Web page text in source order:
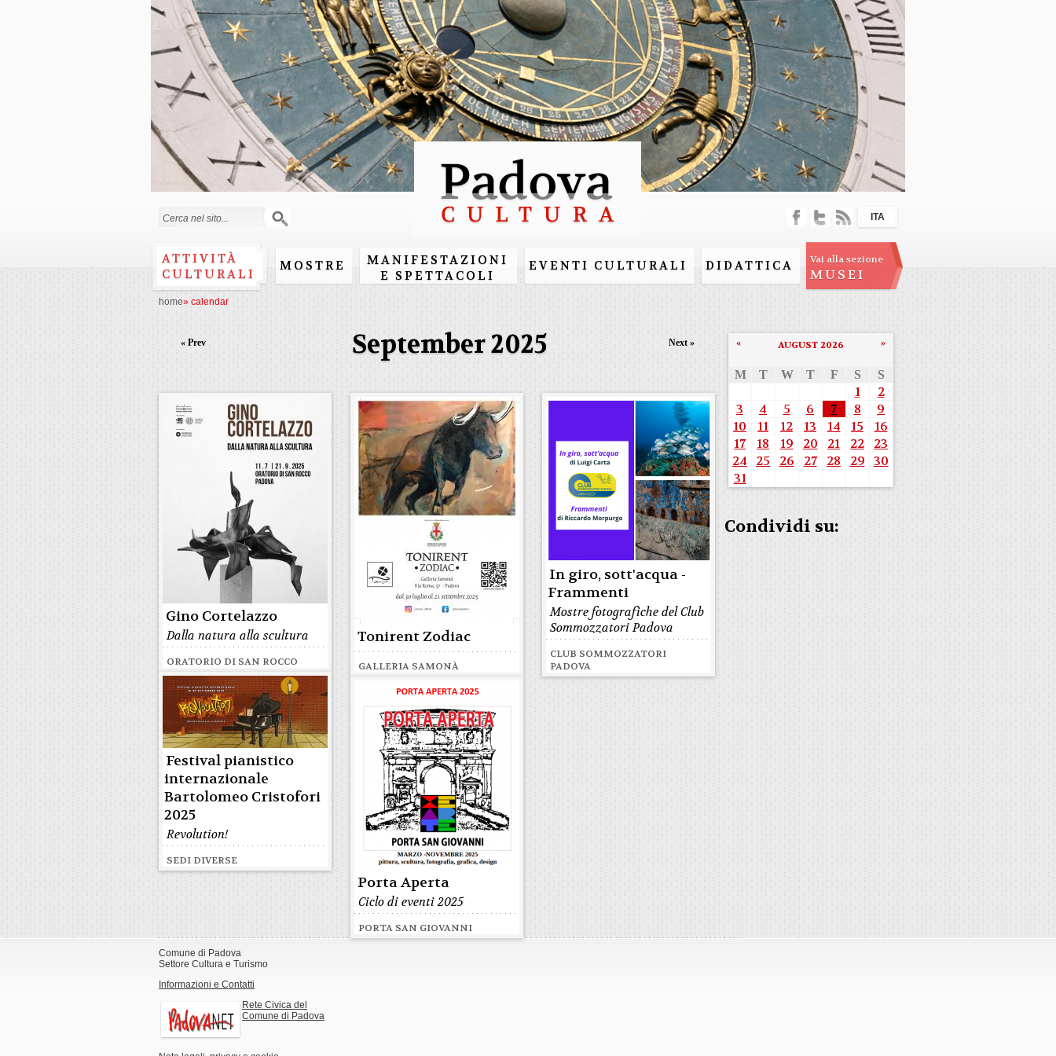
Skip to
main
content
ATTIVITÀ
CULTURALI
MOSTRE
MANIFESTAZIONI
E SPETTACOLI
EVENTI CULTURALI DIDATTICA Vai alla sezione
MUSEI
ITA
home» calendar
September 2025
« Prev Next »
Gino Cortelazzo
Dalla natura alla scultura
ORATORIO DI SAN ROCCO
Tonirent Zodiac
GALLERIA SAMONÀ
In giro, sott'acqua -
Frammenti
Mostre fotografiche del Club
Sommozzatori Padova
CLUB SOMMOZZATORI
PADOVA
Festival pianistico
internazionale
Bartolomeo Cristofori
2025
Revolution!
SEDI DIVERSE
Porta Aperta
Ciclo di eventi 2025
PORTA SAN GIOVANNI
AUGUST 2026
« »
M T W T F S S
1
2
3
4 5 6 7 8
9
10
11 12 13 14 15
16
17
18 19 20 21 22
23
24
25 26 27 28 29 30
31
Condividi su:
Comune di Padova
Settore Cultura e Turismo
Informazioni e Contatti
Rete Civica del
Comune di Padova